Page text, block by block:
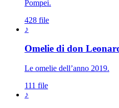
Pompei.
428 file
♪
Omelie di don
Le omelie dell’anno 2019.
111 file
♪